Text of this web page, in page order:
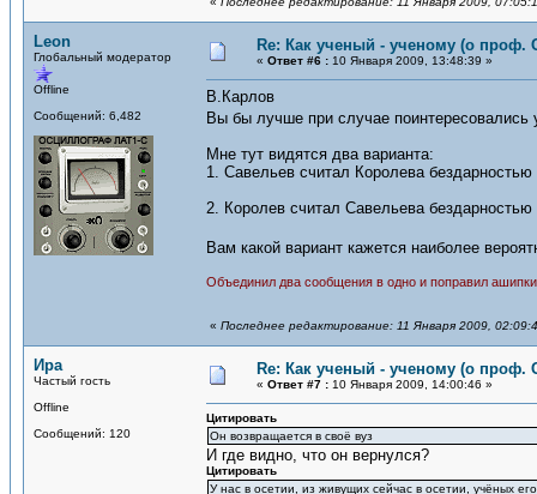
Leon
Глобальный модератор
Offline
Сообщений: 6,482
Re: Как ученый - ученому (о проф.
« Ответ #6 : 10 Января 2009, 13:48:39 »
В.Карлов
Вы бы лучше при случае
Мне тут видятся два варианта:
1. Савельев считал Королева
2. Королев считал Савельева
Вам какой вариант кажется наиболее
Объединил два сообщения в одно и поправил
« Последнее редактирование: 11 Января 2009,
Ира
Частый гость
Offline
Сообщений: 120
Re: Как ученый - ученому (о проф.
« Ответ #7 : 10 Января 2009, 14:00:46 »
Цитировать
Он возвращается в своё вуз
И где видно, что он вернулся?
Цитировать
У нас в осетии, из живущих сейчас в осетии, учёных